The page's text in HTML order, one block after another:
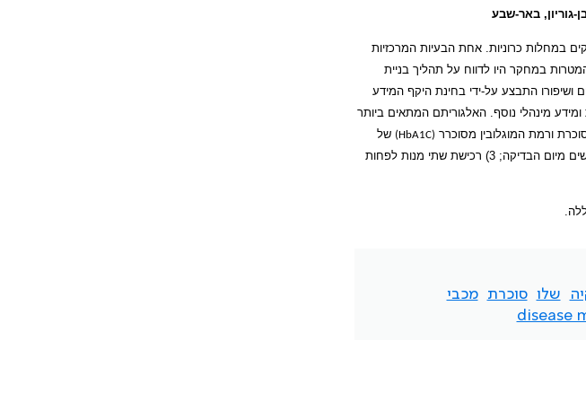
גוריון, באר-שבע
במחלות כרוניות. אחת הבעיות המרכזיות
במחקר היו לדווח על תהליך בניית
ושיפורו התבצע על-ידי בחינת היקף המידע
ומידע מינהלי נוסף. האלגוריתם המתאים ביותר
(HbA1C)
של
6.5% או רמת גלוקוזה של 125 מ"ג/ד"ל לפחות; 2) רמת גלוקוזה של 200 מ"ג/ד"ל לפחות ואבחנה של סוכרת בטווח של 6 חודשים מיום הבדיקה; 3) רכישת שתי מנות לפחות
שלו סוכרת
מכבי
disease